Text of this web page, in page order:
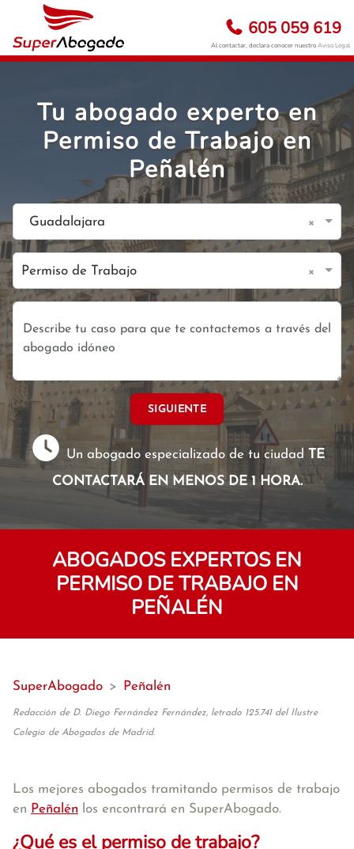
605 059 619
Al contactar, declara conocer nuestroAviso Legal
Tu abogado experto en
Permiso de Trabajo en
Peñalén
Guadalajara ×
Permiso de Trabajo ×
SIGUIENTE
Un abogado especializado de tu ciudad TE
CONTACTARÁ EN MENOS DE 1 HORA.
ABOGADOS EXPERTOS EN
PERMISO DE TRABAJO EN
PEÑALÉN
SuperAbogado > Peñalén
Redacción de D. Diego Fernández Fernández, letrado 125.741 del Ilustre
Colegio de Abogados de Madrid.
Los mejores abogados tramitando permisos de trabajo
en Peñalén los encontrará en SuperAbogado.
¿Qué es el permiso de trabajo?